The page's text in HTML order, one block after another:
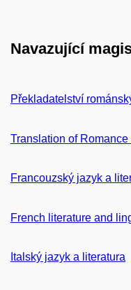
Navazující
Překladatelství
Translation of
Francouzský jazyk a
French literature and
Italský jazyk a literatura